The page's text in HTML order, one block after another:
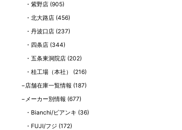
紫野店 (905)
北大路店 (456)
丹波口店 (237)
四条店 (344)
五条東洞院店 (202)
桂工場（本社）
(216)
店舗在庫一覧情報 (187)
メーカー別情報 (677)
Bianchi/ビアンキ (36)
FUJI/フジ (172)